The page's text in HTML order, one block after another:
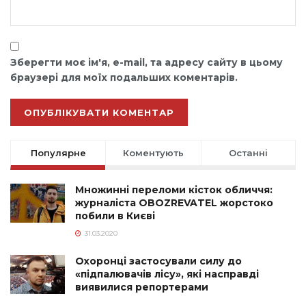
Зберегти моє ім'я, e-mail, та адресу сайту в цьому
браузері для моїх подальших коментарів.
Популярне Коментують Останні
Множинні переломи кісток обличчя:
журналіста OBOZREVATEL жорстоко
побили в Києві
31.03.2020
Охоронці застосували силу до
«підпалювачів лісу», які насправді
виявилися репортерами